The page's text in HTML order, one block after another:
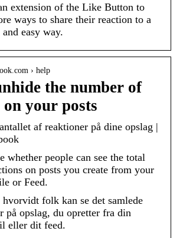
extension of the Like Button to
ways to share their reaction to a
easy way.
› help
the number of
your posts
af reaktioner på dine opslag |
whether people can see the total
on posts you create from your
or Feed.
folk kan se det samlede
på opslag, du opretter fra din
eller dit feed.